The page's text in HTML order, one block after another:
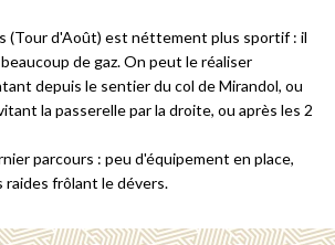
(Tour d'Août) est néttement plus sportif : il
de gaz. On peut le réaliser
depuis le sentier du col de Mirandol, ou
la passerelle par la droite, ou après les 2
parcours : peu d'équipement en place,
raides frôlant le dévers.